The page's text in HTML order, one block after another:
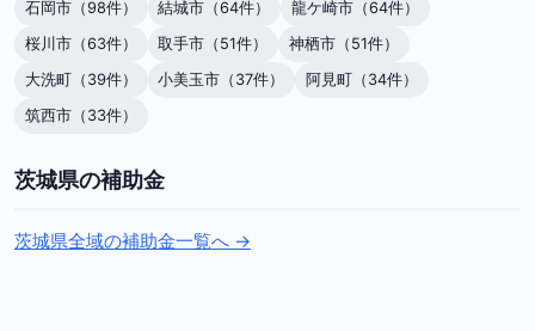
石岡市（98件） 結城市（64件）
龍ケ崎市（64件）
桜川市（63件）
取手市（51件）
神栖市（51件）
大洗町（39件）
小美玉市（37件）
阿見町（34件）
筑西市（33件）
茨城県の補助金
茨城県全域の補助金一覧へ →